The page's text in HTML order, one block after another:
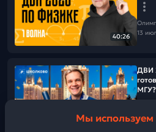
40:26
13
01:21:54
ДВИ
МГУ?
Мы используем